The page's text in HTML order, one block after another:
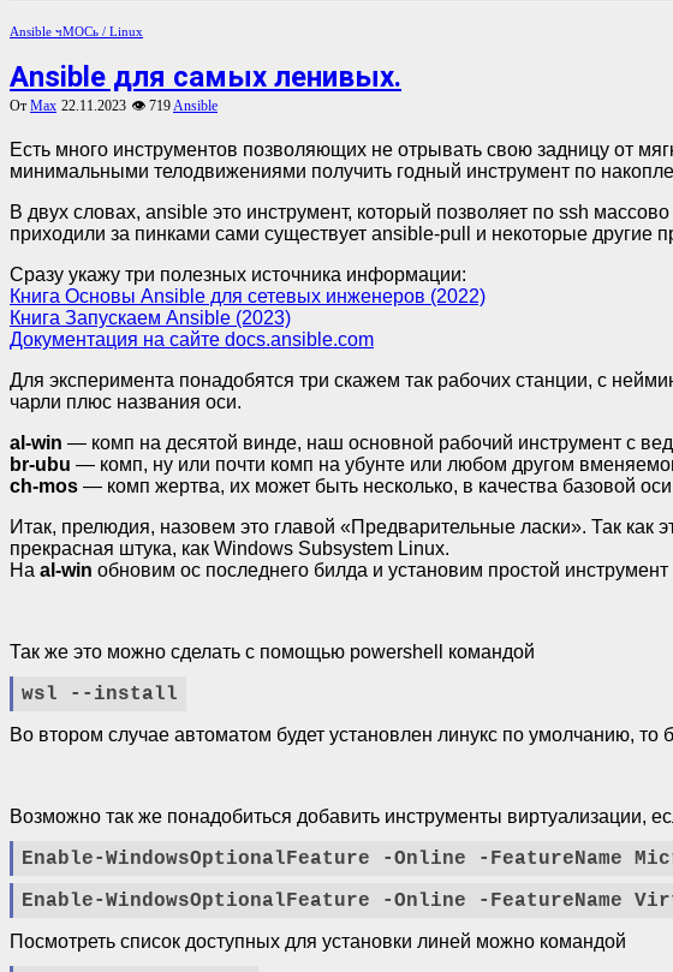
Ansible чМОСь / Linux
Ansible для самых ленивых.
От Max 22.11.2023 👁 719Ansible
Есть много инструментов позволяющих не отрывать свою задницу от мягкого кресла и ansible в этом ряду занимает почетное… высокое место. Ниже рассмотрим, как
минимальными телодвижениями получить годный инструмент по
В двух словах, ansible это инструмент, который позволяет по ssh
приходили за пинками сами существует ansible-pull и некоторые другие
Сразу укажу три полезных источника информации:
Книга Основы Ansible для сетевых инженеров (2022)
Книга Запускаем Ansible (2023)
Документация на сайте docs.ansible.com
Для эксперимента понадобятся три скажем так рабочих станции, с
чарли плюс названия оси.
al-win — комп на десятой винде, наш основной рабочий инструмент с
br-ubu — комп, ну или почти комп на убунте или любом другом
ch-mos — комп жертва, их может быть несколько, в качества базовой
Итак, прелюдия, назовем это главой «Предварительные ласки». Так как
прекрасная штука, как Windows Subsystem Linux.
На al-win обновим ос последнего билда и установим простой
Так же это можно сделать с помощью powershell командой
wsl -- install
Во втором случае автоматом будет установлен линукс по умолчанию,
Возможно так же понадобиться добавить инструменты виртуализации,
Enable-WindowsOptionalFeature -Online -FeatureName
Enable-WindowsOptionalFeature -Online -FeatureName
Посмотреть список доступных для установки линей можно командой